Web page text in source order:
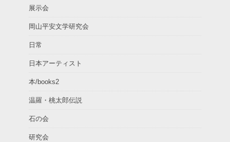
展示会
岡山平安文学研究会
日常
日本アーティスト
本/books2
温羅・桃太郎伝説
石の会
研究会